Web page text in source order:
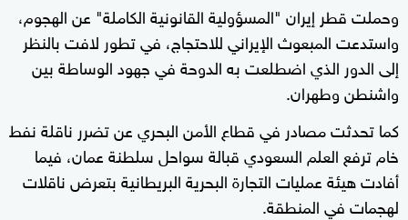
وحملت قطر إيران "المسؤولية القانونية الكاملة" عن الهجوم،
واستدعت المبعوث الإيراني للاحتجاج، في تطور لافت بالنظر
إلى الدور الذي اضطلعت به الدوحة في جهود الوساطة بين
واشنطن وطهران.
كما تحدثت مصادر في قطاع الأمن البحري عن تضرر ناقلة نفط
خام ترفع العلم السعودي قبالة سواحل سلطنة عمان، فيما
أفادت هيئة عمليات التجارة البحرية البريطانية بتعرض ناقلات
لهجمات في المنطقة.